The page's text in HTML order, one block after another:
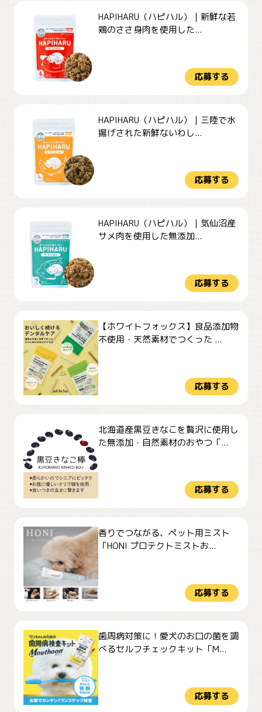
HAPIHARU（ハピハル）｜新鮮な若
鶏のささ身肉を使用した...
応募する
HAPIHARU（ハピハル）｜三陸で水
揚げされた新鮮ないわし...
応募する
HAPIHARU（ハピハル）｜気仙沼産
サメ肉を使用した無添加...
応募する
【ホワイトフォックス】食品添加物
不使用・天然素材でつくった ...
応募する
北海道産黒豆きなこを贅沢に使用し
た無添加・自然素材のおやつ「...
応募する
香りでつながる、ペット用ミスト
「HONI プロテクトミストお...
応募する
歯周病対策に！愛犬のお口の菌を調
べるセルフチェックキット「M...
応募する